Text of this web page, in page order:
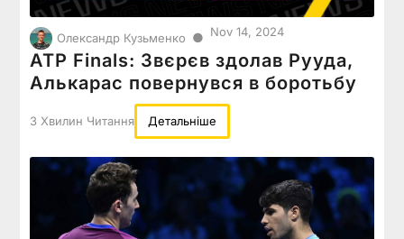
Олександр Кузьменко ● Nov 14, 2024
ATP Finals: Звєрєв здолав Рууда,
Алькарас повернувся в боротьбу
3 Хвилин Читання Детальніше